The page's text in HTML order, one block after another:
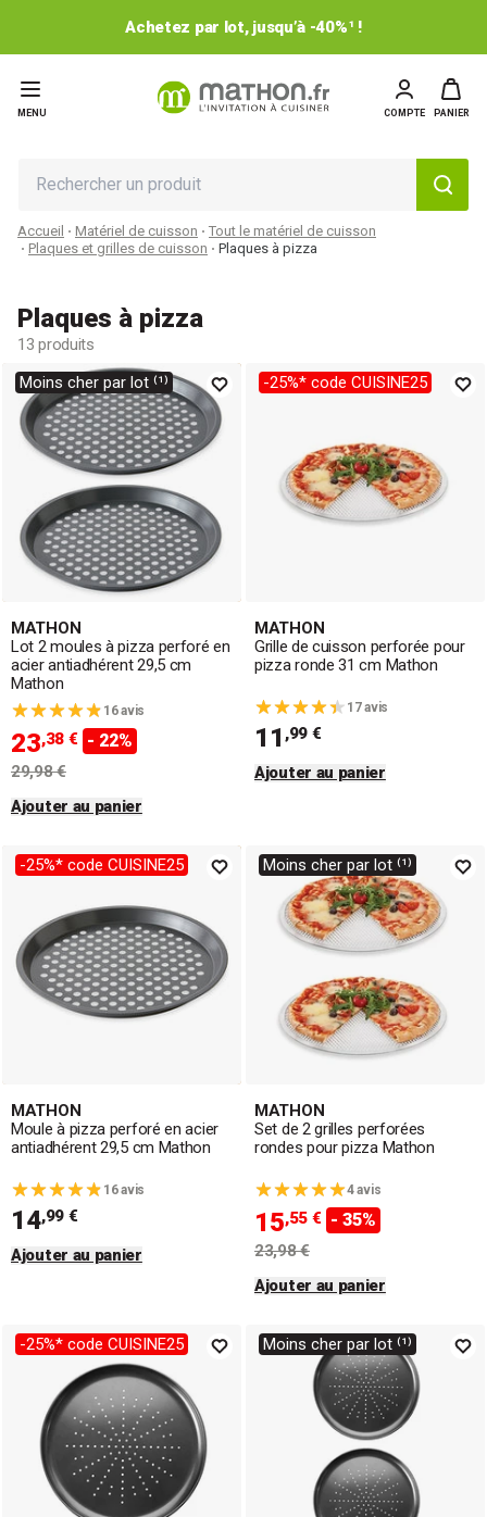
Achetez par lot, jusqu’à -40%¹ !
MENU COMPTE PANIER
Accueil Matériel de cuisson
Tout le matériel de cuisson
Plaques et grilles de cuisson
Plaques à pizza
Plaques à pizza
13 produits
Moins cher par lot ⁽¹⁾
MATHON
Lot 2 moules à pizza perforé en
acier antiadhérent 29,5 cm
Mathon
16 avis
23,38 € - 22%
29,98 €
Ajouter au panier
-25%* code CUISINE25
MATHON
Grille de cuisson perforée pour
pizza ronde 31 cm Mathon
17 avis
11 ,99 €
Ajouter au panier
-25%* code CUISINE25
MATHON
Moule à pizza perforé en acier
antiadhérent 29,5 cm Mathon
16 avis
14,99 €
Ajouter au panier
Moins cher par lot ⁽¹⁾
MATHON
Set de 2 grilles perforées
rondes pour pizza Mathon
4 avis
15,55 € - 35%
23,98 €
Ajouter au panier
-25%* code CUISINE25 Moins cher par lot ⁽¹⁾